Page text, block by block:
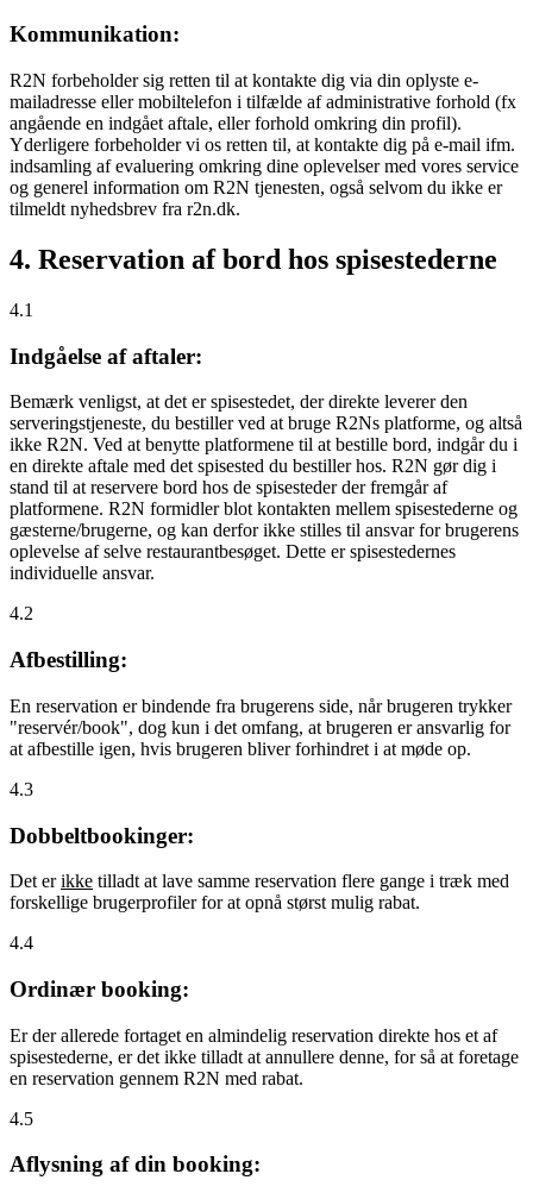
Kommunikation:
R2N forbeholder sig retten til at kontakte dig via din oplyste e-
mailadresse eller mobiltelefon i tilfælde af administrative forhold (fx
angående en indgået aftale, eller forhold omkring din profil).
Yderligere forbeholder vi os retten til, at kontakte dig på e-mail ifm.
indsamling af evaluering omkring dine oplevelser med vores service
og generel information om R2N tjenesten, også selvom du ikke er
tilmeldt nyhedsbrev fra r2n.dk.
4. Reservation af bord hos spisestederne
4.1
Indgåelse af aftaler:
Bemærk venligst, at det er spisestedet, der direkte leverer den
serveringstjeneste, du bestiller ved at bruge R2Ns platforme, og altså
ikke R2N. Ved at benytte platformene til at bestille bord, indgår du i
en direkte aftale med det spisested du bestiller hos. R2N gør dig i
stand til at reservere bord hos de spisesteder der fremgår af
platformene. R2N formidler blot kontakten mellem spisestederne og
gæsterne/brugerne, og kan derfor ikke stilles til ansvar for brugerens
oplevelse af selve restaurantbesøget. Dette er spisestedernes
individuelle ansvar.
4.2
Afbestilling:
En reservation er bindende fra brugerens side, når brugeren trykker
"reservér/book", dog kun i det omfang, at brugeren er ansvarlig for
at afbestille igen, hvis brugeren bliver forhindret i at møde op.
4.3
Dobbeltbookinger:
Det erikke tilladt at lave samme reservation flere gange i træk med
forskellige brugerprofiler for at opnå størst mulig rabat.
4.4
Ordinær booking:
Er der allerede fortaget en almindelig reservation direkte hos et af
spisestederne, er det ikke tilladt at annullere denne, for så at foretage
en reservation gennem R2N med rabat.
4.5
Aflysning af din booking: